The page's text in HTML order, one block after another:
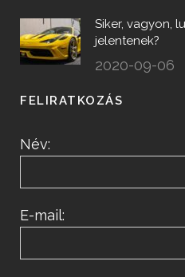
Siker, vagyon,
jelentenek?
2020-09-06
FELIRATKOZÁS
Név:
E-mail: